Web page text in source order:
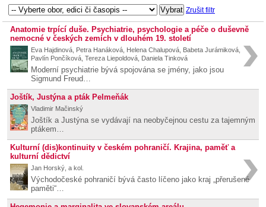
Zrušit filtr
Anatomie trpící duše. Psychiatrie, psychologie a péče o duševně
nemocné v českých zemích v dlouhém 19. století
Eva Hajdinová, Petra Hanáková, Helena Chalupová, Babeta Jurámiková,
Pavlín Pončíková, Tereza Liepoldová, Daniela Tinková
Moderní psychiatrie bývá spojována se jmény, jako jsou
Sigmund Freud…
Joštík, Justýna a pták Pelmeňák
Vladimir Mačinský
Joštík a Justýna se vydávají na neobyčejnou cestu za tajemným
ptákem…
Kulturní (dis)kontinuity v českém pohraničí. Krajina, paměť a
kulturní dědictví
Jan Horský, a kol.
Východočeské pohraničí bývá často líčeno jako kraj „přerušené
paměti“…